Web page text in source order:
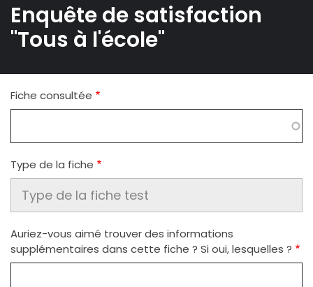
d'Ariane
Enquête de satisfaction
"Tous à l'école"
Fiche consultée
Type de la fiche
Auriez-vous aimé trouver des informations
supplémentaires dans cette fiche ? Si oui, lesquelles ?